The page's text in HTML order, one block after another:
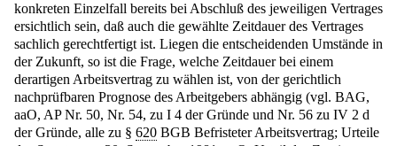
konkreten Einzelfall bereits bei Abschluß des jeweiligen Vertrages
ersichtlich sein, daß auch die gewählte Zeitdauer des Vertrages
sachlich gerechtfertigt ist. Liegen die entscheidenden Umstände in
der Zukunft, so ist die Frage, welche Zeitdauer bei einem
derartigen Arbeitsvertrag zu wählen ist, von der gerichtlich
nachprüfbaren Prognose des Arbeitgebers abhängig (vgl. BAG,
aaO, AP Nr. 50, Nr. 54, zu I 4 der Gründe und Nr. 56 zu IV 2 d
der Gründe, alle zu § 620 BGB Befristeter Arbeitsvertrag; Urteile